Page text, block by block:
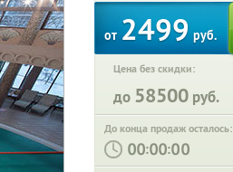
от 2499 руб.
Цена без скидки:
до 58500 руб.
До конца продаж осталось:
: :